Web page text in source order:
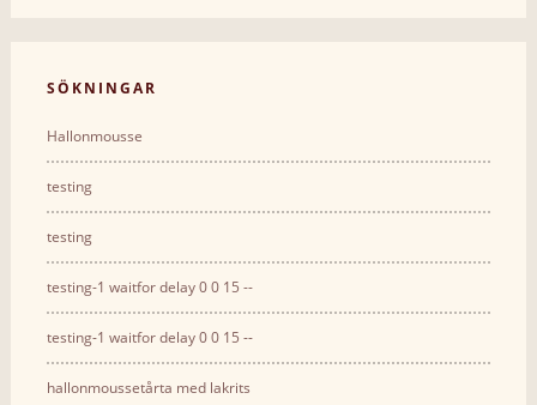
SÖKNINGAR
Hallonmousse
testing
testing
testing-1 waitfor delay 0 0 15 --
testing-1 waitfor delay 0 0 15 --
hallonmoussetårta med lakrits